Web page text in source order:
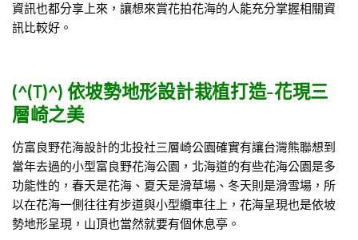
資訊也都分享上來，讓想來賞花拍花海的人能充分掌握相關資
訊比較好。
(^(T)^) 依坡勢地形設計栽植打造-花現三
層崎之美
仿富良野花海設計的北投社三層崎公園確實有讓台灣熊聯想到
當年去過的小型富良野花海公園，北海道的有些花海公園是多
功能性的，春天是花海、夏天是滑草場、冬天則是滑雪場，所
以在花海一側往往有步道與小型纜車往上，花海呈現也是依坡
勢地形呈現，山頂也當然就要有個休息亭。